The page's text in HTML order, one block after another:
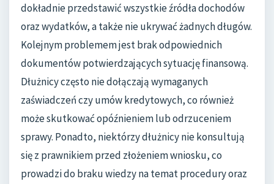
dokładnie przedstawić wszystkie źródła dochodów
oraz wydatków, a także nie ukrywać żadnych długów.
Kolejnym problemem jest brak odpowiednich
dokumentów potwierdzających sytuację finansową.
Dłużnicy często nie dołączają wymaganych
zaświadczeń czy umów kredytowych, co również
może skutkować opóźnieniem lub odrzuceniem
sprawy. Ponadto, niektórzy dłużnicy nie konsultują
się z prawnikiem przed złożeniem wniosku, co
prowadzi do braku wiedzy na temat procedury oraz